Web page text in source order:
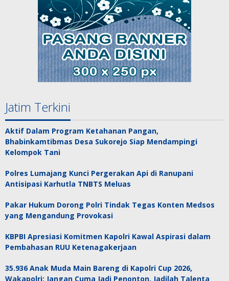
Jatim Terkini
Aktif Dalam Program Ketahanan Pangan,
Bhabinkamtibmas Desa Sukorejo Siap Mendampingi
Kelompok Tani
Polres Lumajang Kunci Pergerakan Api di Ranupani
Antisipasi Karhutla TNBTS Meluas
Pakar Hukum Dorong Polri Tindak Tegas Konten Medsos
yang Mengandung Provokasi
KBPBI Apresiasi Komitmen Kapolri Kawal Aspirasi dalam
Pembahasan RUU Ketenagakerjaan
35.936 Anak Muda Main Bareng di Kapolri Cup 2026,
Wakapolri: Jangan Cuma Jadi Penonton, Jadilah Talenta